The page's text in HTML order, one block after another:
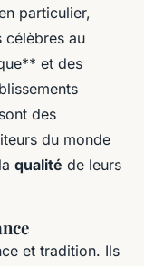
particulier,
célèbres au
et des
des
du monde
qualité de leurs
et tradition. Ils